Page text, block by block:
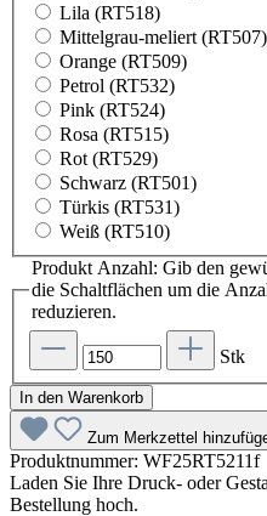
Lila (RT518)
Mittelgrau-meliert (RT507)
Orange (RT509)
Petrol (RT532)
Pink (RT524)
Rosa (RT515)
Rot (RT529)
Schwarz (RT501)
Türkis (RT531)
Weiß (RT510)
Produkt Anzahl: Gib den
die Schaltflächen um die
reduzieren.
Stk
In den Warenkorb
Zum Merkzettel
Produktnummer: WF25RT5211f
Laden Sie Ihre Druck- oder
Bestellung hoch.